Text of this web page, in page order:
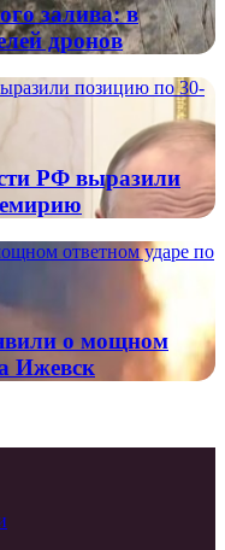
залива: в
дронов
позицию по 30-
РФ выразили
ответном ударе по
о мощном
Ижевск